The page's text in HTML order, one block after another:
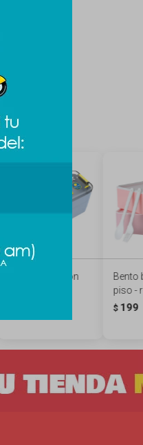
Bento box limón
Bento
piso -
$ 199